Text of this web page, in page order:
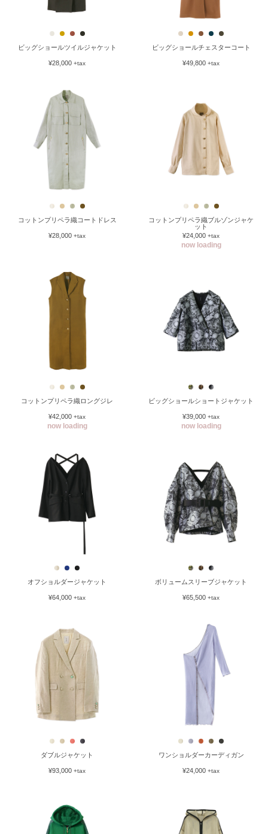
ビッグショールツイルジャケット
¥28,000 +tax
ビッグショールチェスターコート
¥49,800 +tax
コットンプリペラ織コートドレス
¥28,000 +tax
コットンプリペラ織ブルゾンジャケ
ット
¥24,000 +tax
now loading
コットンプリペラ織ロングジレ
¥42,000 +tax
now loading
ビッグショールショートジャケット
¥39,000 +tax
now loading
オフショルダージャケット
¥64,000 +tax
ボリュームスリーブジャケット
¥65,500 +tax
ダブルジャケット
¥93,000 +tax
ワンショルダーカーディガン
¥24,000 +tax